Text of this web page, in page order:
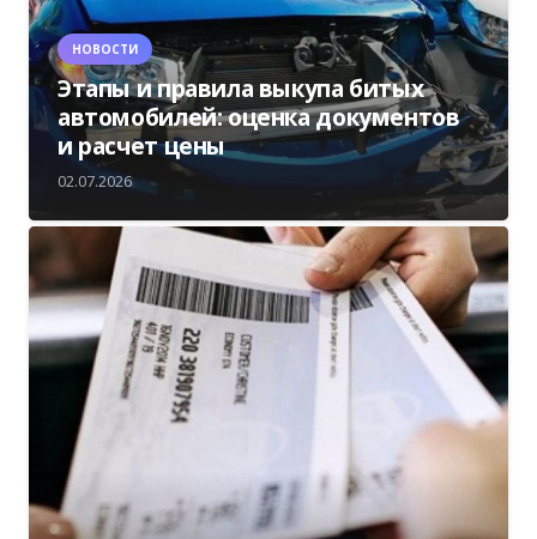
НОВОСТИ
Этапы и правила выкупа битых
автомобилей: оценка документов
и расчет цены
02.07.2026